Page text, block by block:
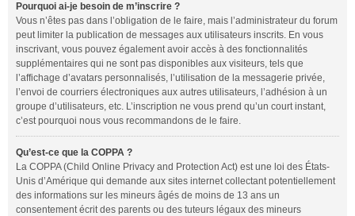
Pourquoi ai-je besoin de m’inscrire ?
Vous n’êtes pas dans l’obligation de le faire, mais l’administrateur du forum
peut limiter la publication de messages aux utilisateurs inscrits. En vous
inscrivant, vous pouvez également avoir accès à des fonctionnalités
supplémentaires qui ne sont pas disponibles aux visiteurs, tels que
l’affichage d’avatars personnalisés, l’utilisation de la messagerie privée,
l’envoi de courriers électroniques aux autres utilisateurs, l’adhésion à un
groupe d’utilisateurs, etc. L’inscription ne vous prend qu’un court instant,
c’est pourquoi nous vous recommandons de le faire.
Qu’est-ce que la COPPA ?
La COPPA (Child Online Privacy and Protection Act) est une loi des États-
Unis d’Amérique qui demande aux sites internet collectant potentiellement
des informations sur les mineurs âgés de moins de 13 ans un
consentement écrit des parents ou des tuteurs légaux des mineurs